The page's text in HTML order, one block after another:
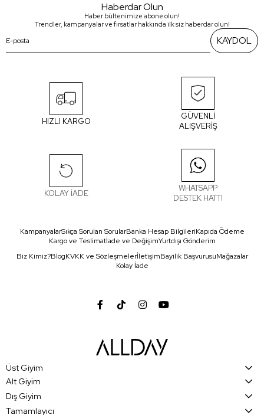
Haberdar Olun
Haber bültenimize abone olun!
Trendler, kampanyalar ve fırsatlar hakkında ilk siz haberdar olun!
KAYDOL
HIZLI KARGO
GÜVENLİ
ALIŞVERİŞ
KOLAY İADE
WHATSAPP
DESTEK HATTI
KampanyalarSıkça Sorulan SorularBanka Hesap BilgileriKapıda Ödeme
Kargo ve Teslimatİade ve DeğişimYurtdışı Gönderim
Biz Kimiz?BlogKVKK ve SözleşmelerİletişimBayilik BaşvurusuMağazalar
Kolay İade
Üst Giyim
Alt Giyim
Dış Giyim
Tamamlayıcı